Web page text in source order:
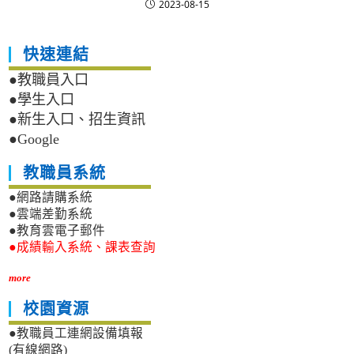
2023-08-15
快速連結
●教職員入口
●學生入口
●新生入口、招生資訊
●Google
教職員系統
●網路請購系統
●雲端差勤系統
●教育雲電子郵件
●成績輸入系統、課表查詢
more
校園資源
●教職員工連網設備填報
(有線網路)